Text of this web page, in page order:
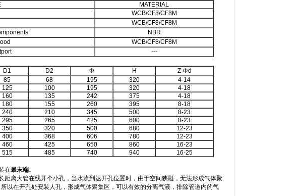
MATERIAL
WCB/CF8/CF8M
WCB/CF8/CF8M
NBR
WCB/CF8/CF8M
---
D1 D2 Φ H
Z-Φd
85 68 195 320
4-14
125 100 195 320
4-18
160 135 242 375
4-18
180 155 260 395
8-18
240 210 345 500
8-23
295 265 425 600
8-23
350 320 500 680
12-23
400 368 606 780
12-23
460 425 650 860
16-23
515 485 740 940
16-25
在最末端。
距离大管在线开个小孔，当水流到达开孔位置时，由于空间狭隘，无法形成气体聚
以在开孔处安装人孔，形成气体聚集区，可以有效的分离气液，排除管道内的气